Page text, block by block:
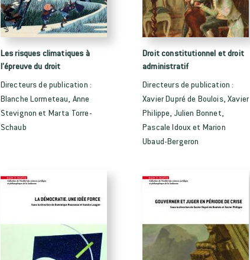
Les risques climatiques à
l’épreuve du droit
Directeurs de publication :
Blanche Lormeteau, Anne
Stevignon et Marta Torre-
Schaub
Droit constitutionnel et droit
administratif
Directeurs de publication :
Xavier Dupré de Boulois, Xavier
Philippe, Julien Bonnet,
Pascale Idoux et Marion
Ubaud-Bergeron